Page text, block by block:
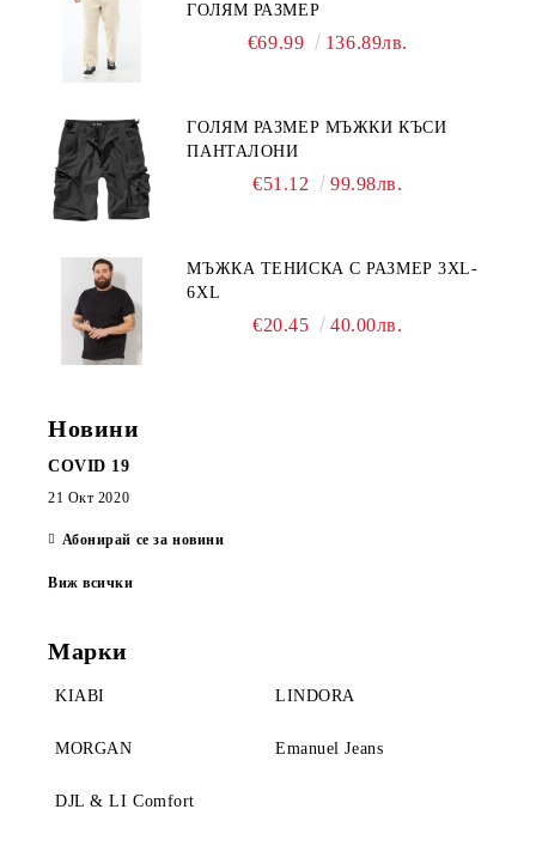
ГОЛЯМ РАЗМЕР
€69.99 136.89лв.
ГОЛЯМ РАЗМЕР МЪЖКИ КЪСИ
ПАНТАЛОНИ
€51.12 99.98лв.
МЪЖКА ТЕНИСКА С РАЗМЕР 3XL-
6XL
€20.45 40.00лв.
Новини
COVID 19
21 Окт 2020
Абонирай се за новини
Виж всички
Марки
KIABI LINDORA
MORGAN Emanuel Jeans
DJL & LI Comfort